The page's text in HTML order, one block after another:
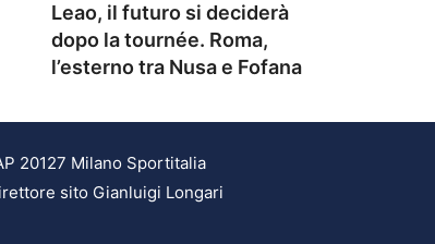
Leao, il futuro si deciderà
dopo la tournée. Roma,
l’esterno tra Nusa e Fofana
20127 Milano Sportitalia
sito Gianluigi Longari